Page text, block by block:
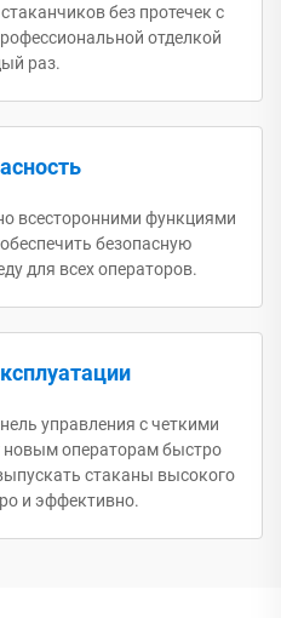
без протечек с
отделкой
раз.
всесторонними функциями
безопасную
для всех операторов.
управления с четкими
новым операторам быстро
стаканы высокого
и эффективно.